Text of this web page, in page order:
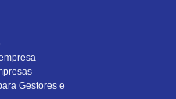
Gestores e